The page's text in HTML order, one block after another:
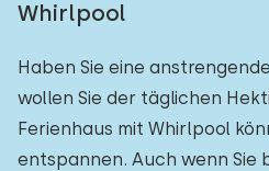
Whirlpool
Haben Sie eine
wollen Sie der täglichen
Ferienhaus mit Whirlpool
entspannen. Auch wenn Sie